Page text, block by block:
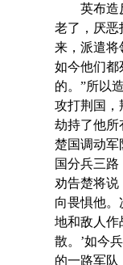
英布造反
老了，厌恶
来，派遣将
如今他们都
的。”所以
攻打荆国，
劫持了他所
楚国调动军
国分兵三路
劝告楚将说
向畏惧他。
地和敌人作
散。’如今
的一路军队